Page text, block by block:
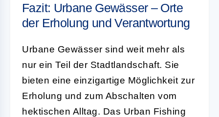
Fazit: Urbane Gewässer – Orte
der Erholung und Verantwortung
Urbane Gewässer sind weit mehr als
nur ein Teil der Stadtlandschaft. Sie
bieten eine einzigartige Möglichkeit zur
Erholung und zum Abschalten vom
hektischen Alltag. Das Urban Fishing